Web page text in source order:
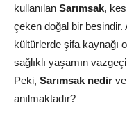
kullanılan Sarımsak,
çeken doğal bir besindir.
kültürlerde şifa kaynağı
sağlıklı yaşamın
Peki, Sarımsak nedir
anılmaktadır?